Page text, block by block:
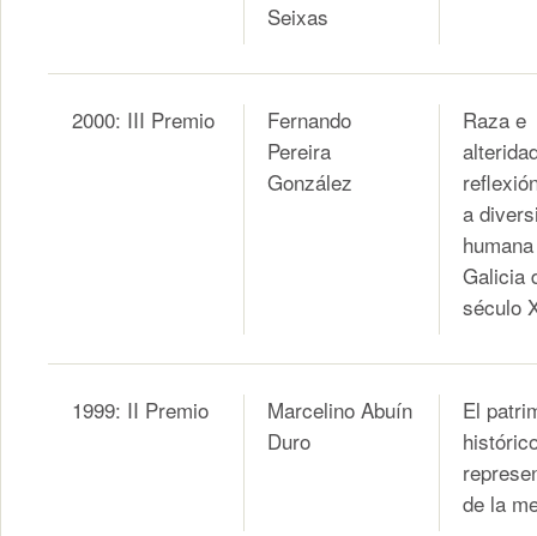
Seixas
2000: III Premio
Fernando
Pereira
González
Raza e
a
Galicia
século
1999: II Premio
Marcelino Abuín
Duro
El
de la